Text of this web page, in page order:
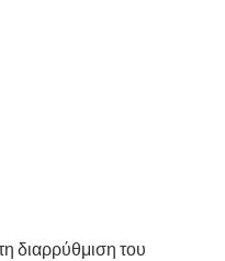
διαρρύθμιση του